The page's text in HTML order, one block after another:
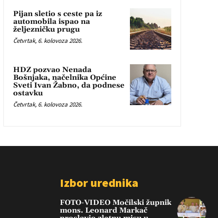
Pijan sletio s ceste pa iz
automobila ispao na
željezničku prugu
Četvrtak, 6. kolovoza 2026.
HDZ pozvao Nenada
Bošnjaka, načelnika Općine
Sveti Ivan Žabno, da podnese
ostavku
Četvrtak, 6. kolovoza 2026.
Izbor urednika
FOTO-VIDEO Močilski župnik
mons. Leonard Markač